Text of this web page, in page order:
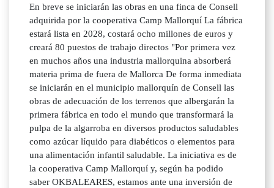
En breve se iniciarán las obras en una finca de Consell
adquirida por la cooperativa Camp Mallorquí La fábrica
estará lista en 2028, costará ocho millones de euros y
creará 80 puestos de trabajo directos "Por primera vez
en muchos años una industria mallorquina absorberá
materia prima de fuera de Mallorca De forma inmediata
se iniciarán en el municipio mallorquín de Consell las
obras de adecuación de los terrenos que albergarán la
primera fábrica en todo el mundo que transformará la
pulpa de la algarroba en diversos productos saludables
como azúcar líquido para diabéticos o elementos para
una alimentación infantil saludable. La iniciativa es de
la cooperativa Camp Mallorquí y, según ha podido
saber OKBALEARES, estamos ante una inversión de